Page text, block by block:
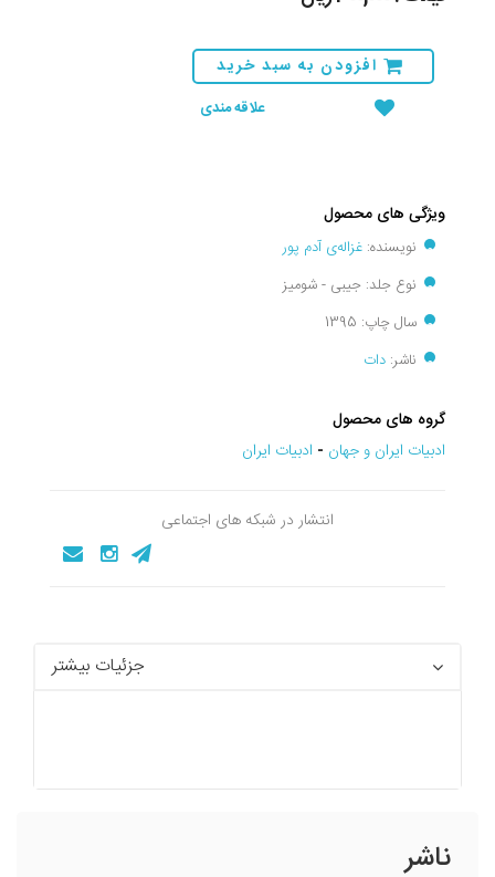
افزودن به سبد خرید
علاقه مندی
ویژگی های محصول
نویسنده: غزاله‌ی آدم پور
نوع جلد: جیبی - شومیز
سال چاپ: 1395
ناشر: دات
گروه های محصول
ادبيات ايران و جهان - ادبیات ایران
انتشار در شبکه های اجتماعی
جزئیات بیشتر
ناشر